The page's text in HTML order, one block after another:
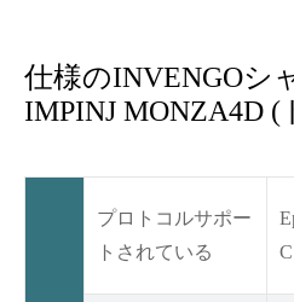
仕様のINVENGOシ
IMPINJ MONZA4D
プロトコルサポー
トされている